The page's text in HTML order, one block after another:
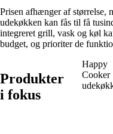
Prisen afhænger af størrelse,
udekøkken kan fås til få
integreret grill, vask og køl
budget, og prioriter de
Produkter
i fokus
Happy
Cooker